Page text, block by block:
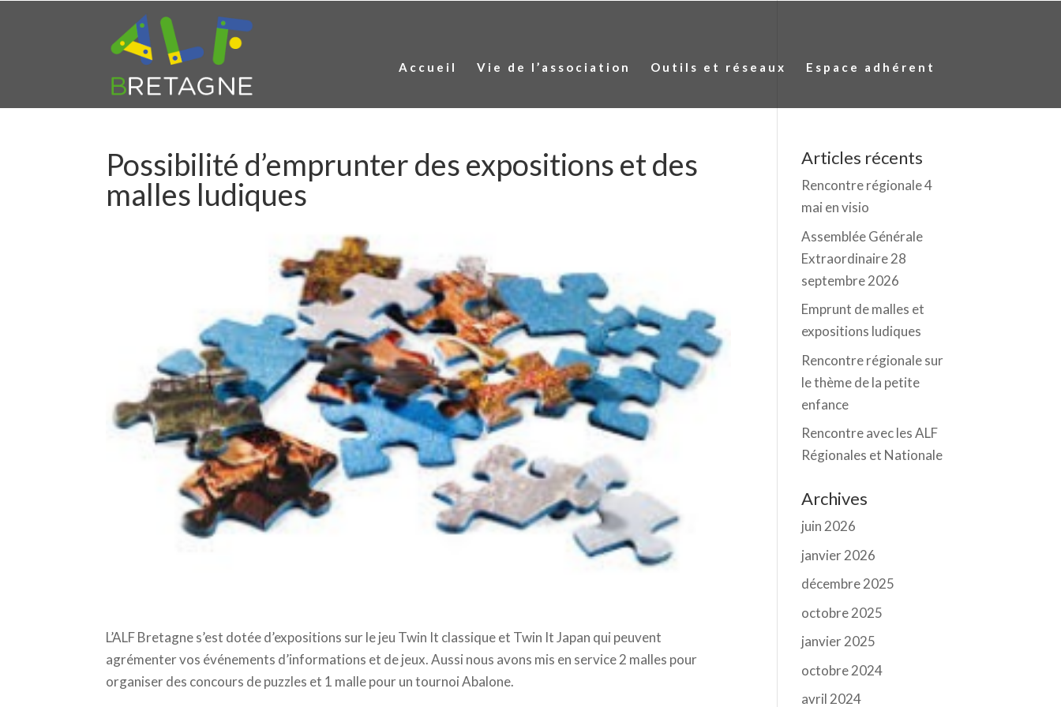
Accueil Vie de l’association Outils et réseaux Espace adhérent
Possibilité d’emprunter des expositions et des
malles ludiques
L’ALF Bretagne s’est dotée d’expositions sur le jeu Twin It classique et Twin It Japan qui peuvent
agrémenter vos événements d’informations et de jeux. Aussi nous avons mis en service 2 malles pour
organiser des concours de puzzles et 1 malle pour un tournoi Abalone.
Articles récents
Rencontre régionale 4
mai en visio
Assemblée Générale
Extraordinaire 28
septembre 2026
Emprunt de malles et
expositions ludiques
Rencontre régionale sur
le thème de la petite
enfance
Rencontre avec les ALF
Régionales et Nationale
Archives
juin 2026
janvier 2026
décembre 2025
octobre 2025
janvier 2025
octobre 2024
avril 2024